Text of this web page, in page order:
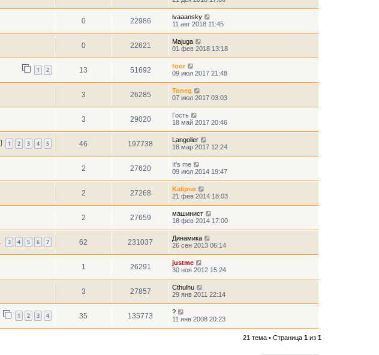
0 22986
ivaaansky
11 авг 2018 11:45
0 22621
Majuga
01 фев 2018 13:18
1 2 13 51692
toor
09 июл 2017 21:48
3 26285
Toneg
07 июл 2017 03:03
3 29020
Гость
18 май 2017 20:46
1 2 3 4 5 46 197738
Langolier
18 мар 2017 12:24
2 27620
It's me
09 июл 2014 19:47
2 27268
Kalipso
21 фев 2014 18:03
2 27659
машинист
18 фев 2014 17:00
3 4 5 6 7 62 231037
Динамика
26 сен 2013 06:14
1 26291
justme
30 ноя 2012 15:24
3 27857
Cthulhu
29 янв 2011 22:14
1 2 3 4 35 135773
?
11 янв 2008 20:23
21 тема • Страница 1 из 1